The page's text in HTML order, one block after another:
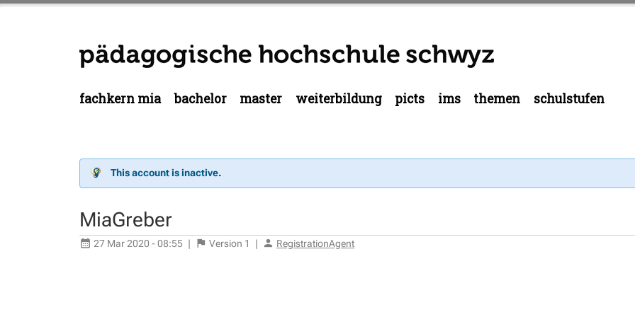
fachkern mia bachelor master weiterbildung picts ims themen schulstufen
This account is inactive.
MiaGreber
27 Mar 2020 - 08:55 | Version 1 | RegistrationAgent